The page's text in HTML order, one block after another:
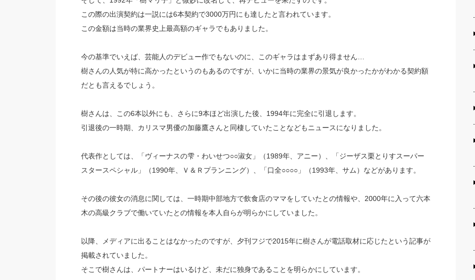
この際の出演契約は一説には6本契約で3000万円にも達したと言われています。
この金額は当時の業界史上最高額のギャラでもありました。
今の基準でいえば、芸能人のデビュー作でもないのに、このギャラはまずあり得ません…
樹さんの人気が特に高かったというのもあるのですが、いかに当時の業界の景気が良かったかがわかる契約額
だとも言えるでしょう。
樹さんは、この6本以外にも、さらに9本ほど出演した後、1994年に完全に引退します。
引退後の一時期、カリスマ男優の加藤鷹さんと同棲していたことなどもニュースになりました。
代表作としては、「ヴィーナスの雫・わいせつ○○淑女」（1989年、アニー）、「ジーザス栗とりすスーパー
スタースペシャル」（1990年、Ｖ＆Ｒプランニング）、「口全○○○○」（1993年、サム）などがあります。
その後の彼女の消息に関しては、一時期中部地方で飲食店のママをしていたとの情報や、2000年に入って六本
木の高級クラブで働いていたとの情報を本人自らが明らかにしていました。
以降、メディアに出ることはなかったのですが、夕刊フジで2015年に樹さんが電話取材に応じたという記事が
掲載されていました。
そこで樹さんは、パートナーはいるけど、未だに独身であることを明らかにしています。